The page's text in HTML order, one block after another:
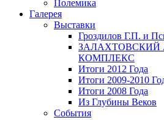
Полемика
Галерея
Выставки
Гроздилов Г.П. и
ЗАЛАХТОВСКИЙ
КОМПЛЕКС
Итоги 2012 Года
Итоги 2009-2010
Итоги 2008 Года
Из Глубины Веков
События